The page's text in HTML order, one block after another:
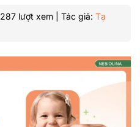
287 lượt xem Tác giả: Tạ